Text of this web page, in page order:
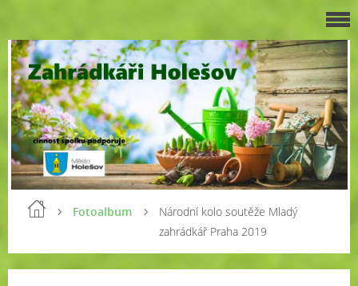
Fotoalbum
Národní kolo soutěže Mladý
zahrádkář Praha 2019